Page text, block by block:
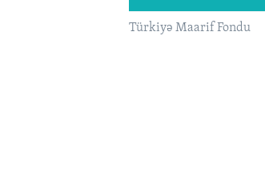
Türkiyə Maarif Fondu